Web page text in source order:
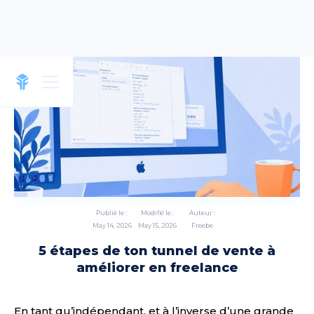
Publié le :
May 14, 2026
Modifié le :
May 15, 2026
Auteur :
Freebe
5 étapes de ton tunnel de vente à
améliorer en freelance
En tant qu’indépendant, et à l’inverse d’une grande